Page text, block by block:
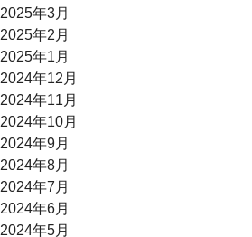
2025年3月
2025年2月
2025年1月
2024年12月
2024年11月
2024年10月
2024年9月
2024年8月
2024年7月
2024年6月
2024年5月